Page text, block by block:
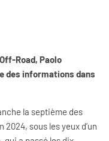
Road, Paolo
des informations dans
la septième des
2024, sous les yeux d’un